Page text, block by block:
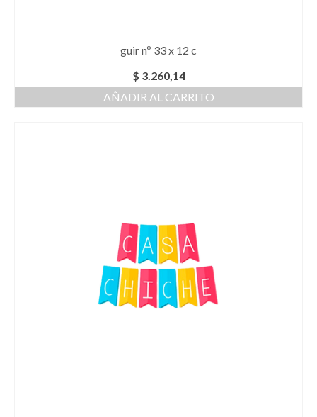
guir nº 33 x 12 c
$ 3.260,14
AÑADIR AL CARRITO